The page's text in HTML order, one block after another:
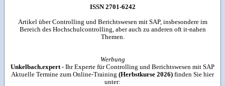
Windows (40)
RSS-Feed
VG Wort
Amazon Shopseite
Impressum&Datenschutzerklärung
ISSN 2701-6242
Artikel über Controlling und Berichtswesen mit SAP, insbesondere im
Bereich des Hochschulcontrolling, aber auch zu anderen oft it-nahen
Themen.
Werbung
Unkelbach.expert- Ihr Experte für Controlling und Berichtswesen mit SAP
Aktuelle Termine zum Online-Training (Herbstkurse 2026) finden Sie hier
unter: